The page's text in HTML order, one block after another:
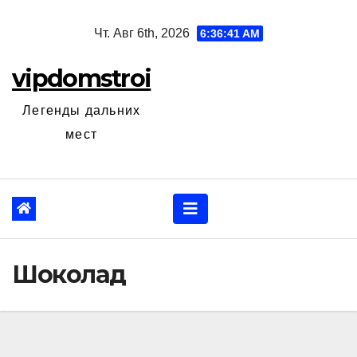
Чт. Авг 6th, 2026 6:36:42 AM
vipdomstroi
Легенды дальних
мест
Шоколад